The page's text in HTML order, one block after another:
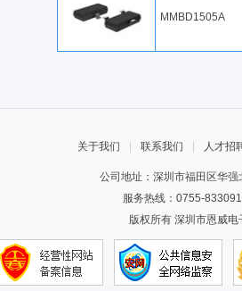
MMBD1505A
关于我们 联系我们 人才招
公司地址：深圳市福田区华
服务热线：0755-
版权所有 深圳市恩威